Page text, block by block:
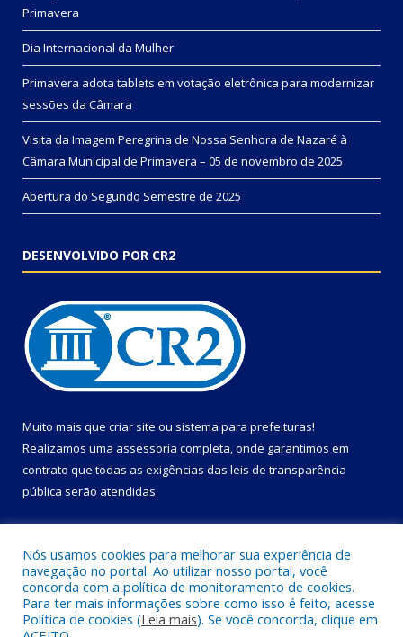
Primavera
Dia Internacional da Mulher
Primavera adota tablets em votação eletrônica para modernizar
sessões da Câmara
Visita da Imagem Peregrina de Nossa Senhora de Nazaré à
Câmara Municipal de Primavera – 05 de novembro de 2025
Abertura do Segundo Semestre de 2025
DESENVOLVIDO POR CR2
Muito mais que criar site ou sistema para prefeituras!
Realizamos uma assessoria completa, onde garantimos em
contrato que todas as exigências das leis de transparência
pública serão atendidas.
Todos os direitos reservados a Câmara Municipal de Primavera.
Nós usamos cookies para melhorar sua experiência de
navegação no portal. Ao utilizar nosso portal, você
concorda com a política de monitoramento de cookies.
Para ter mais informações sobre como isso é feito, acesse
Política de cookies (Leia mais). Se você concorda, clique em